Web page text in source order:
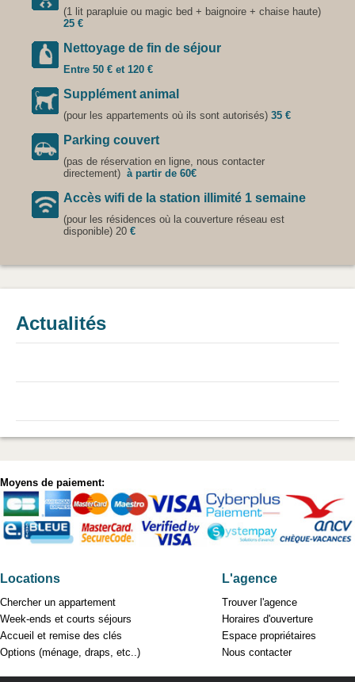
(1 lit parapluie ou magic bed + baignoire + chaise haute)
25 €
Nettoyage de fin de séjour
Entre 50 € et 120 €
Supplément animal
(pour les appartements où ils sont autorisés) 35 €
Parking couvert
(pas de réservation en ligne, nous contacter
directement) à partir de 60€
Accès wifi de la station illimité 1 semaine
(pour les résidences où la couverture réseau est
disponible) 20 €
Actualités
Moyens de paiement:
Locations
Chercher un appartement
Week-ends et courts séjours
Accueil et remise des clés
Options (ménage, draps, etc..)
L'agence
Trouver l'agence
Horaires d'ouverture
Espace propriétaires
Nous contacter